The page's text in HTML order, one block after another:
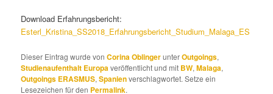
Download Erfahrungsbericht:
Esterl_Kristina_SS2018_Erfahrungsbericht_Studium_Malaga_ES
Dieser Eintrag wurde vonCorina OblingerunterOutgoings,
Studienaufenthalt Europa veröffentlicht und mit BW,Malaga,
Outgoings ERASMUS,Spanienverschlagwortet. Setze ein
Lesezeichen für den Permalink.